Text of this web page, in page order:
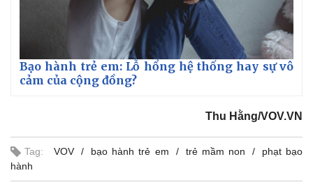
Bạo hành trẻ em: Lỗ hổng hệ thống hay sự vô
cảm của cộng đồng?
Thu Hằng/VOV.VN
Tag: VOV bạo hành trẻ em trẻ mầm non
phạt bạo
hành